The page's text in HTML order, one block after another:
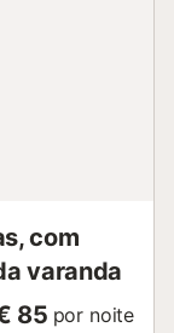
com
varanda
85 por noite